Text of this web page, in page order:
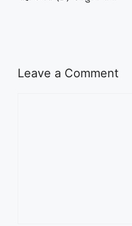
Leave a Comment